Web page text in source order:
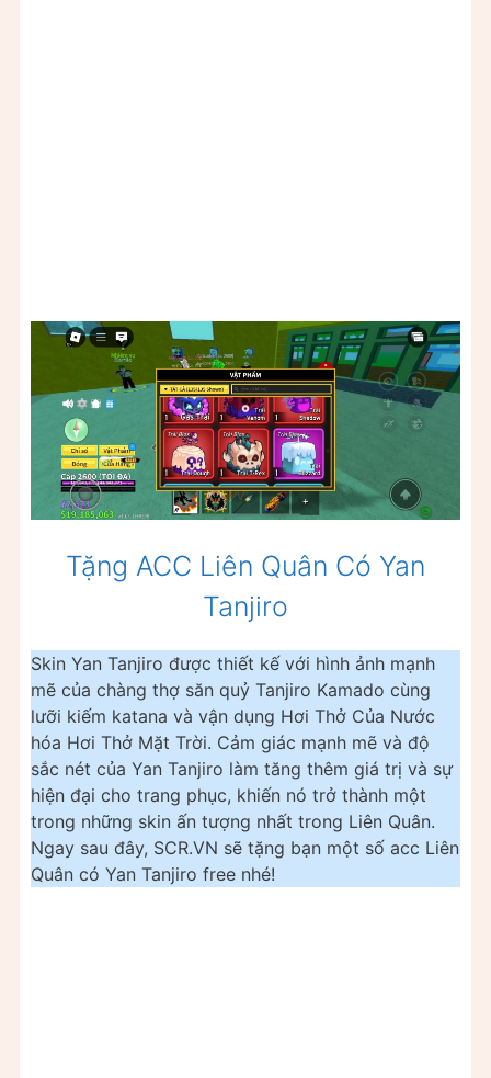
Tặng ACC Liên Quân Có Yan
Tanjiro
Skin Yan Tanjiro được thiết kế với hình ảnh mạnh
mẽ của chàng thợ săn quỷ Tanjiro Kamado cùng
lưỡi kiếm katana và vận dụng Hơi Thở Của Nước
hóa Hơi Thở Mặt Trời. Cảm giác mạnh mẽ và độ
sắc nét của Yan Tanjiro làm tăng thêm giá trị và sự
hiện đại cho trang phục, khiến nó trở thành một
trong những skin ấn tượng nhất trong Liên Quân.
Ngay sau đây, SCR.VN sẽ tặng bạn một số acc Liên
Quân có Yan Tanjiro free nhé!